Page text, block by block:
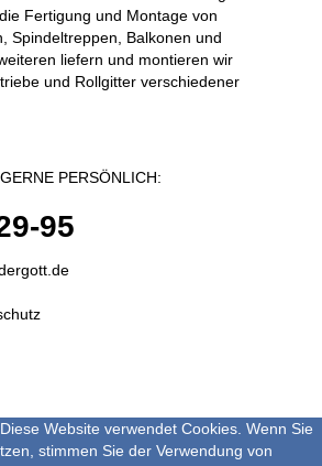
Fertigung und Montage von
Spindeltreppen, Balkonen und
liefern und montieren wir
und Rollgitter verschiedener
PERSÖNLICH:
95
Website verwendet Cookies. Wenn Sie
stimmen Sie der Verwendung von